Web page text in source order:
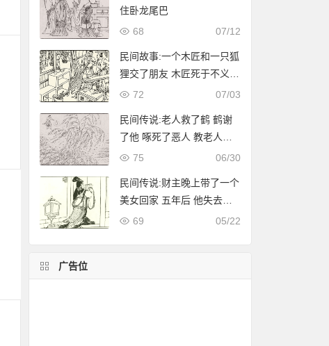
住卧龙尾巴
07/12
68
民间故事:一个木匠和一只狐
狸交了朋友 木匠死于不义
狐狸为他养了儿子
07/03
72
民间传说:老人救了鹤 鹤谢
了他 啄死了恶人 教老人谋
生的技巧
06/30
75
民间传说:财主晚上带了一个
美女回家 五年后 他失去了
所有的家庭财产 她声称对天
05/22
69
广告位